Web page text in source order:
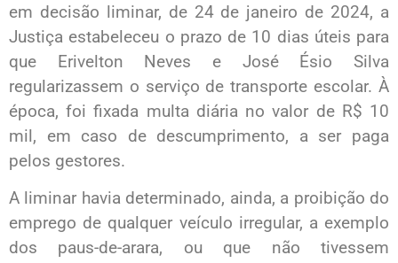
em decisão liminar, de 24 de janeiro de 2024, a
Justiça estabeleceu o prazo de 10 dias úteis para
que Erivelton Neves e José Ésio Silva
regularizassem o serviço de transporte escolar. À
época, foi fixada multa diária no valor de R$ 10
mil, em caso de descumprimento, a ser paga
pelos gestores.
A liminar havia determinado, ainda, a proibição do
emprego de qualquer veículo irregular, a exemplo
dos paus-de-arara, ou que não tivessem